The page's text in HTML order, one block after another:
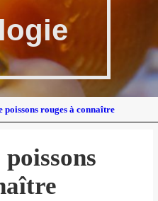
poissons rouges à connaître
poissons